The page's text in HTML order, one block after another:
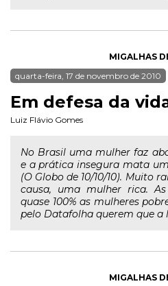
MIGALHAS
quarta-feira, 17 de novembro de 2010
Em defesa da
Luiz Flávio Gomes
No Brasil uma mulher faz
e a prática insegura mata
(O Globo de 10/10/10). Muito
causa, uma mulher rica.
quase 100% as mulheres
pelo Datafolha querem que a
MIGALHAS